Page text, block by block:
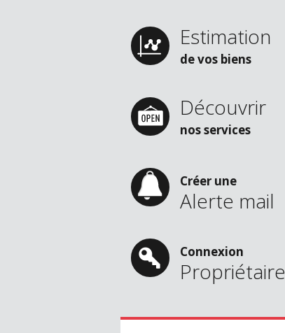
Estimation
de vos biens
Découvrir
nos services
Créer une
Alerte mail
Connexion
Propriétaire